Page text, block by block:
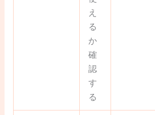
え
る
か
確
認
す
る